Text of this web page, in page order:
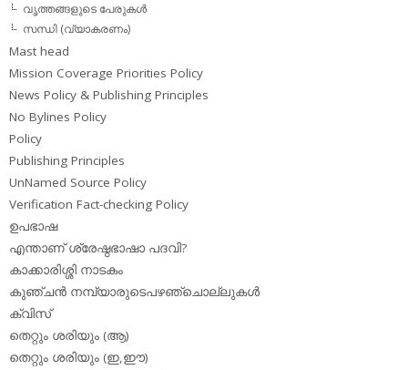
വൃത്തങ്ങളുടെ പേരുകള്‍
സന്ധി (വ്യാകരണം)
Mast head
Mission Coverage Priorities Policy
News Policy & Publishing Principles
No Bylines Policy
Policy
Publishing Principles
UnNamed Source Policy
Verification Fact-checking Policy
ഉപഭാഷ
എന്താണ് ശ്രേഷ്ഠഭാഷാ പദവി?
കാക്കാരിശ്ശി നാടകം
കുഞ്ചന്‍ നമ്പ്യാരുടെപഴഞ്ചൊല്ലുകള്‍
ക്വിസ്
തെറ്റും ശരിയും (ആ)
തെറ്റും ശരിയും (ഇ,ഈ)